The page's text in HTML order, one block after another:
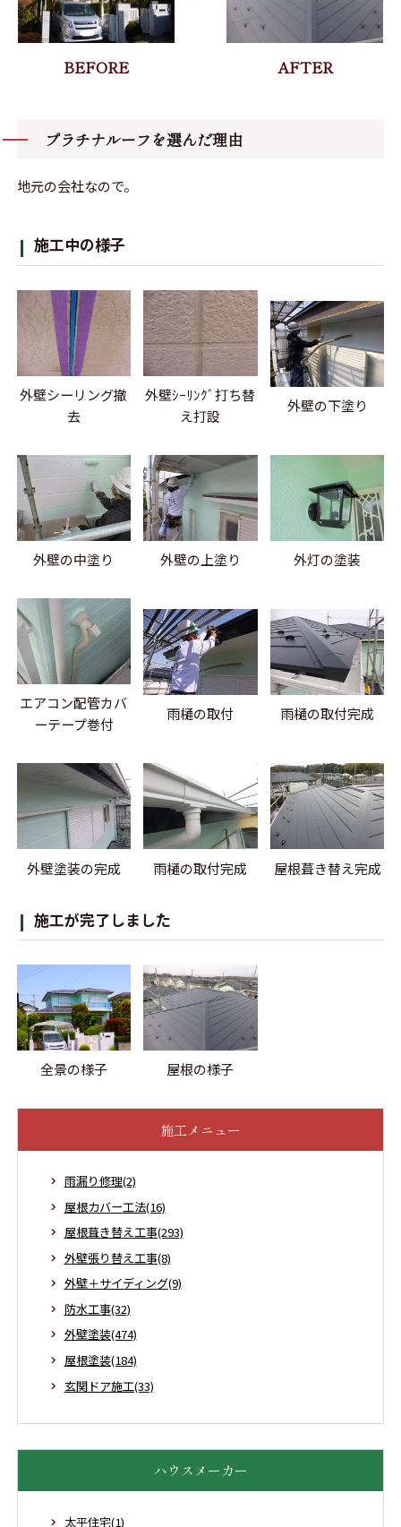
プラチナルーフを選んだ理由
地元の会社なので。
施工中の様子
外壁シーリング撤
去
外壁ｼｰﾘﾝｸﾞ打ち替
え打設
外壁の下塗り
外壁の中塗り 外壁の上塗り 外灯の塗装
エアコン配管カバ
ーテープ巻付
雨樋の取付 雨樋の取付完成
外壁塗装の完成 雨樋の取付完成 屋根葺き替え完成
施工が完了しました
全景の様子 屋根の様子
施工メニュー
雨漏り修理(2)
屋根カバー工法(16)
屋根葺き替え工事(293)
外壁張り替え工事(8)
外壁＋サイディング(9)
防水工事(32)
外壁塗装(474)
屋根塗装(184)
玄関ドア施工(33)
ハウスメーカー
太平住宅(1)